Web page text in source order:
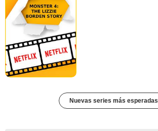
Nuevas series más esperadas